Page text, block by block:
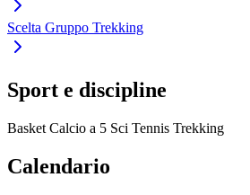
Scelta Gruppo Trekking
Sport e discipline
Basket Calcio a 5 Sci Tennis Trekking
Calendario